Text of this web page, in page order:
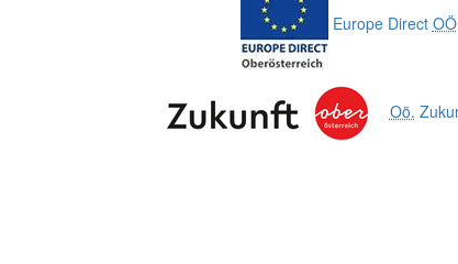
Europe Direct OÖ
Oö.